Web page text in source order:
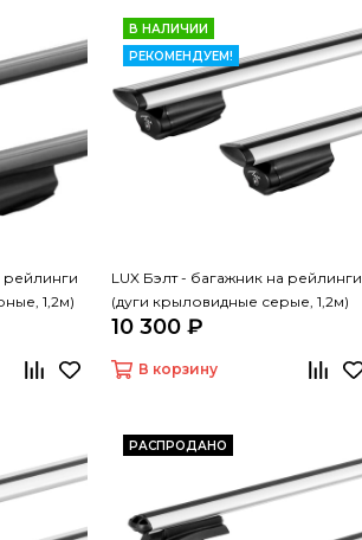
рейлинги
1,2м)
В НАЛИЧИИ
РЕКОМЕНДУЕМ!
LUX Бэлт - багажник на рейлинги
(дуги крыловидные серые, 1,2м)
10 300 ₽
В корзину
РАСПРОДАНО